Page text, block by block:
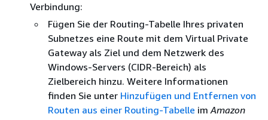
Verbindung:
Fügen Sie der Routing-Tabelle Ihres privaten
Subnetzes eine Route mit dem Virtual Private
Gateway als Ziel und dem Netzwerk des
Windows-Servers (CIDR-Bereich) als
Zielbereich hinzu. Weitere Informationen
finden Sie unter Hinzufügen und Entfernen von
Routen aus einer Routing-Tabelle imAmazon